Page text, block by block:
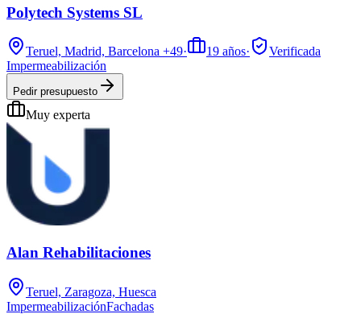
Polytech Systems SL
Teruel, Madrid, Barcelona +49· 19 años·
Verificada
Impermeabilización
Pedir presupuesto
Muy experta
Alan Rehabilitaciones
Teruel, Zaragoza, Huesca
ImpermeabilizaciónFachadas